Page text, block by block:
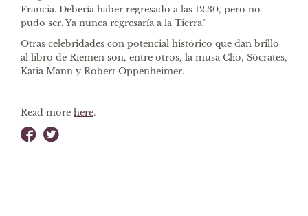
Francia. Debería haber regresado a las 12.30, pero no
pudo ser. Ya nunca regresaría a la Tierra.”
Otras celebridades con potencial histórico que dan brillo
al libro de Riemen son, entre otros, la musa Clío, Sócrates,
Katia Mann y Robert Oppenheimer.
Read more here.